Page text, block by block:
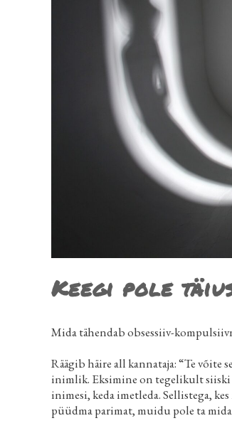
Keegi pole
Mida tähendab obsessiiv-
Räägib häire all kannataja: “Te võite
inimlik. Eksimine on tegelikult siiski
inimesi, keda imetleda. Sellistega,
püüdma parimat, muidu pole ta